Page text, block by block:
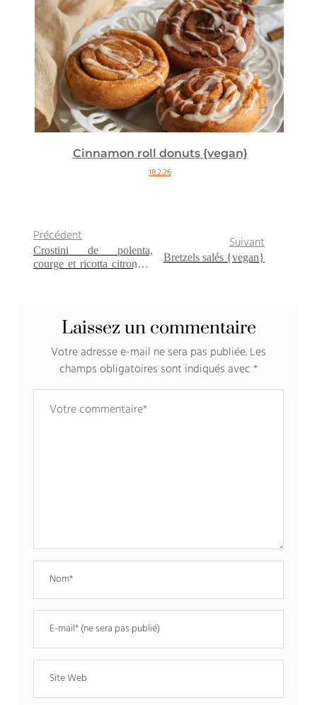
Cinnamon roll donuts {vegan}
18.2.26
Précédent
Crostini de polenta,
courge et ricotta citronnée
Suivant
Bretzels salés {vegan}
Laissez un commentaire
Votre adresse e-mail ne sera pas publiée.Les
champs obligatoires sont indiqués avec*